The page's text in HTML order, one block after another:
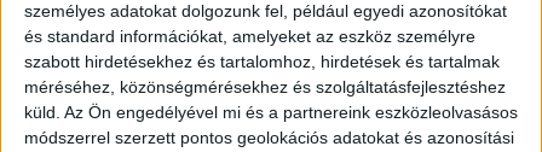
személyes adatokat dolgozunk fel, például egyedi azonosítókat
és standard információkat, amelyeket az eszköz személyre
szabott hirdetésekhez és tartalomhoz, hirdetések és tartalmak
méréséhez, közönségmérésekhez és szolgáltatásfejlesztéshez
küld. Az Ön engedélyével mi és a partnereink eszközleolvasásos
módszerrel szerzett pontos geolokációs adatokat és azonosítási
A szerző Debrecen város főorvosa volt. A mű a kor
orvostudománya által ismert és felhasznált
gyógynövényeket mutatja be. Első kiadása 1775-ben